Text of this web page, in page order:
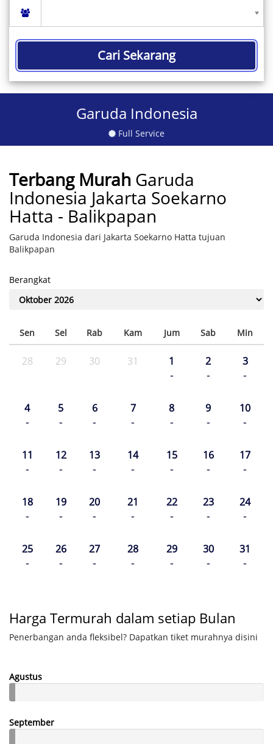
Cari Sekarang
Garuda Indonesia
Full Service
Terbang Murah Garuda
Indonesia Jakarta Soekarno
Hatta - Balikpapan
Garuda Indonesia dari Jakarta Soekarno Hatta tujuan
Balikpapan
Berangkat
Sen Sel Rab Kam Jum Sab Min
28 29 30 31 1
-
2
-
3
-
4
-
5
-
6
-
7
-
8
-
9
-
10
-
11
-
12
-
13
-
14
-
15
-
16
-
17
-
18
-
19
-
20
-
21
-
22
-
23
-
24
-
25
-
26
-
27
-
28
-
29
-
30
-
31
-
Harga Termurah dalam setiap Bulan
Penerbangan anda fleksibel? Dapatkan tiket murahnya disini
Agustus
September